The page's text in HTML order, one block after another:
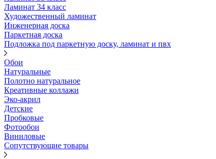
Ламинат 34 класс
Художественный ламинат
Инженерная доска
Паркетная доска
Подложка под паркетную доску, ламинат и пвх
Обои
Натуральные
Полотно натуральное
Креативные коллажи
Эко-акрил
Детские
Пробковые
Фотообои
Виниловые
Сопутствующие товары